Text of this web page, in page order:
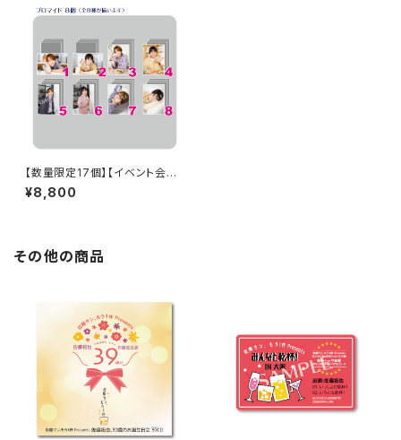
【数量限定17個】【イベント会場
特典付き】SECOND LINE Pre
sents みんなに会いに行くよ!
¥8,800
その他の商品